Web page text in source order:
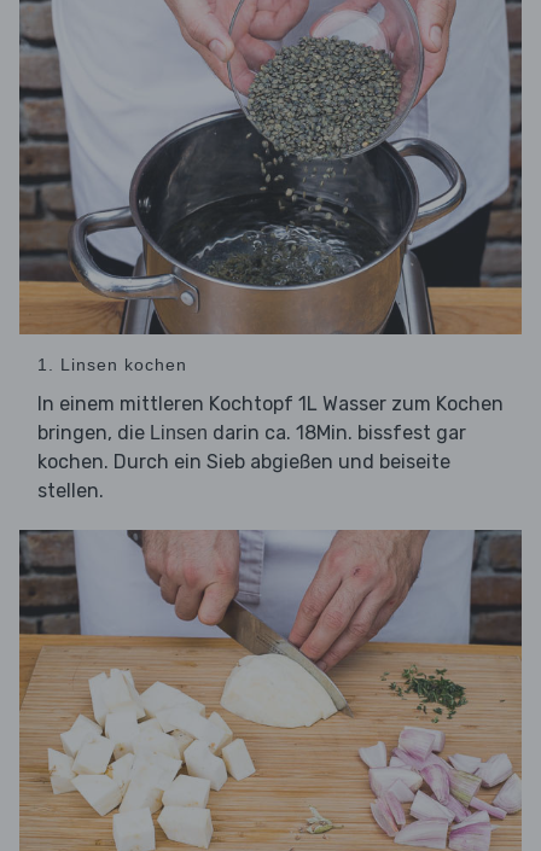
1. Linsen kochen
In einem mittleren Kochtopf 1L Wasser zum Kochen
bringen, die Linsen darin ca. 18Min. bissfest gar
kochen. Durch ein Sieb abgießen und beiseite
stellen.